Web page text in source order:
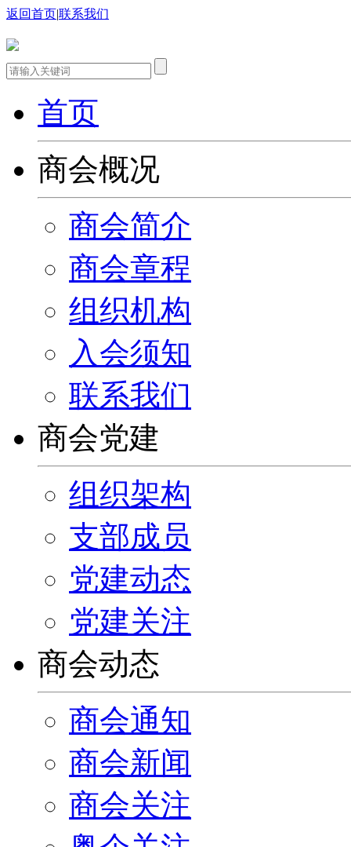
返回首页|联系我们
首页
商会概况
商会简介
商会章程
组织机构
入会须知
联系我们
商会党建
组织架构
支部成员
党建动态
党建关注
商会动态
商会通知
商会新闻
商会关注